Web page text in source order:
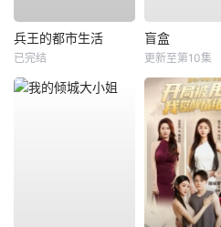
兵王的都市生活
已完结
盲盒
更新至第10集